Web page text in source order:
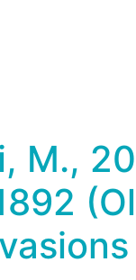
M.,